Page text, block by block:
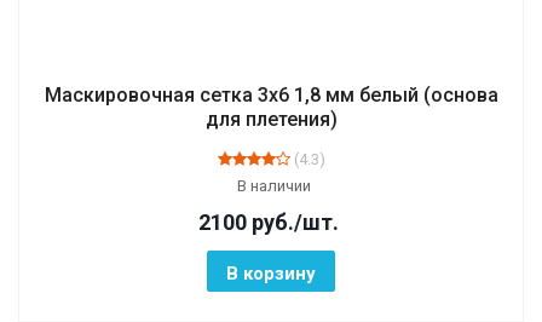
Маскировочная сетка 3х6 1,8 мм белый (основа
для плетения)
(4.3)
В наличии
2100 руб./шт.
В корзину